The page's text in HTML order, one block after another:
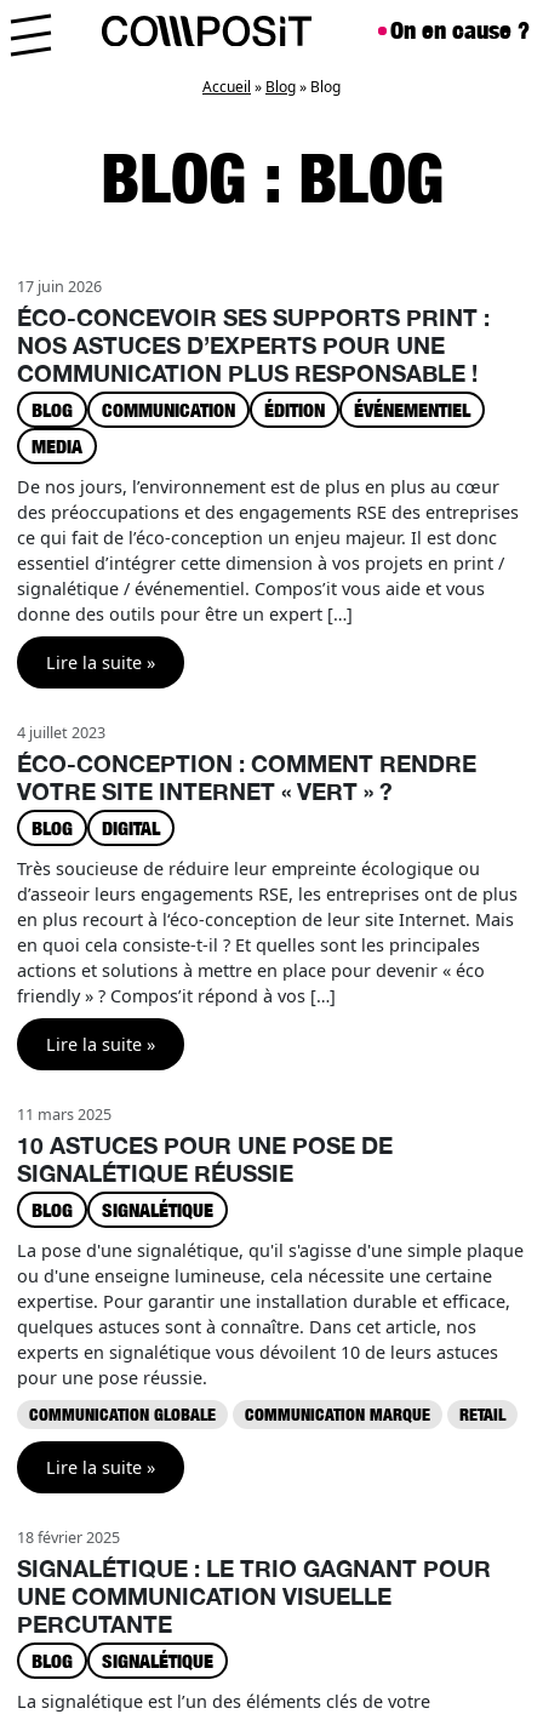
Aller au contenu
Skip to footer
On en cause ?
Accueil » Blog» Blog
BLOG : BLOG
17 juin 2026
ÉCO-CONCEVOIR SES SUPPORTS PRINT :
NOS ASTUCES D’EXPERTS POUR UNE
COMMUNICATION PLUS RESPONSABLE !
BLOG COMMUNICATION ÉDITION
ÉVÉNEMENTIEL
MEDIA
De nos jours, l’environnement est de plus en plus au cœur
des préoccupations et des engagements RSE des entreprises
ce qui fait de l’éco-conception un enjeu majeur. Il est donc
essentiel d’intégrer cette dimension à vos projets en print /
signalétique / événementiel. Compos’it vous aide et vous
donne des outils pour être un expert […]
Lire la suite »
4 juillet 2023
ÉCO-CONCEPTION : COMMENT RENDRE
VOTRE SITE INTERNET « VERT » ?
BLOG DIGITAL
Très soucieuse de réduire leur empreinte écologique ou
d’asseoir leurs engagements RSE, les entreprises ont de plus
en plus recourt à l‘éco-conception de leur site Internet. Mais
en quoi cela consiste-t-il ? Et quelles sont les principales
actions et solutions à mettre en place pour devenir « éco
friendly » ? Compos’it répond à vos […]
Lire la suite »
11 mars 2025
10 ASTUCES POUR UNE POSE DE
SIGNALÉTIQUE RÉUSSIE
BLOG SIGNALÉTIQUE
La pose d'une signalétique, qu'il s'agisse d'une simple plaque
ou d'une enseigne lumineuse, cela nécessite une certaine
expertise. Pour garantir une installation durable et efficace,
quelques astuces sont à connaître. Dans cet article, nos
experts en signalétique vous dévoilent 10 de leurs astuces
pour une pose réussie.
COMMUNICATION GLOBALE COMMUNICATION MARQUE RETAIL
Lire la suite »
18 février 2025
SIGNALÉTIQUE : LE TRIO GAGNANT POUR
UNE COMMUNICATION VISUELLE
PERCUTANTE
BLOG SIGNALÉTIQUE
La signalétique est l’un des éléments clés de votre